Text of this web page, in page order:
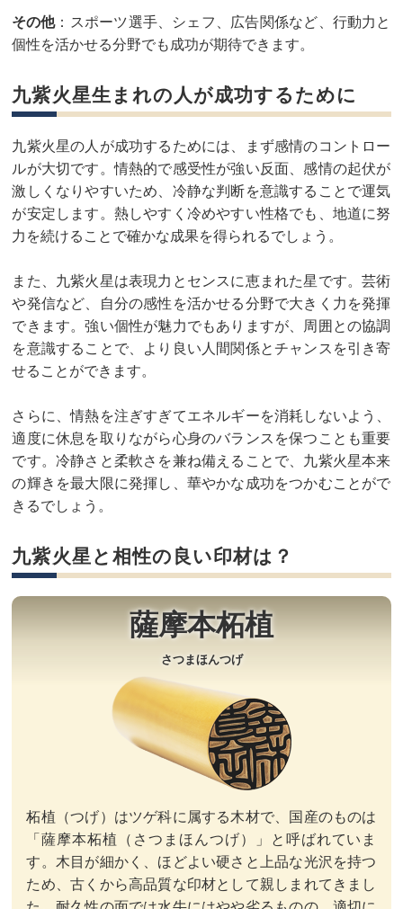
その他：スポーツ選手、シェフ、広告関係など、行動力と
個性を活かせる分野でも成功が期待できます。
九紫火星生まれの人が成功するために
九紫火星の人が成功するためには、まず感情のコントロー
ルが大切です。情熱的で感受性が強い反面、感情の起伏が
激しくなりやすいため、冷静な判断を意識することで運気
が安定します。熱しやすく冷めやすい性格でも、地道に努
力を続けることで確かな成果を得られるでしょう。
また、九紫火星は表現力とセンスに恵まれた星です。芸術
や発信など、自分の感性を活かせる分野で大きく力を発揮
できます。強い個性が魅力でもありますが、周囲との協調
を意識することで、より良い人間関係とチャンスを引き寄
せることができます。
さらに、情熱を注ぎすぎてエネルギーを消耗しないよう、
適度に休息を取りながら心身のバランスを保つことも重要
です。冷静さと柔軟さを兼ね備えることで、九紫火星本来
の輝きを最大限に発揮し、華やかな成功をつかむことがで
きるでしょう。
九紫火星と相性の良い印材は？
薩摩本柘植
さつまほんつげ
柘植（つげ）はツゲ科に属する木材で、国産のものは
「薩摩本柘植（さつまほんつげ）」と呼ばれていま
す。木目が細かく、ほどよい硬さと上品な光沢を持つ
ため、古くから高品質な印材として親しまれてきまし